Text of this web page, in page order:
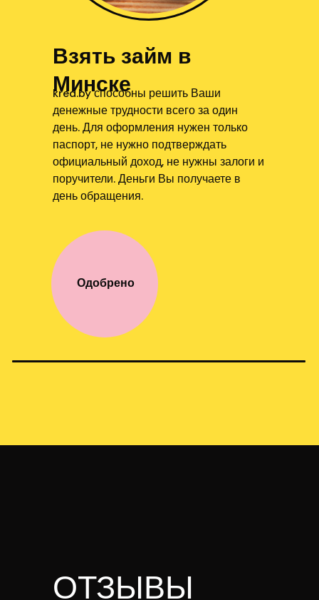
Одобрено
kred.by способны решить Ваши
денежные трудности всего за один
день. Для оформления нужен только
паспорт, не нужно подтверждать
официальный доход, не нужны залоги и
поручители. Деньги Вы получаете в
день обращения.
Взять займ в
Минске
ОТЗЫВЫ